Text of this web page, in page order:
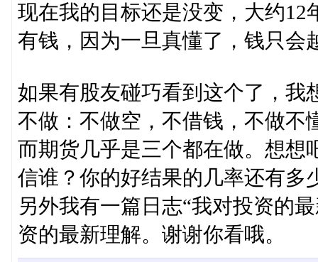
现在我的目标还是没变，大约12
有钱，因为一旦真懂了，钱只会
如果有股友碰巧看到这个了，我
不做：不做空，不借钱，不做不
而期货几乎是三个都在做。想想
信谁？你的好结果的几率还有多
另外我有一篇日志“我对投资的
资的最新理解。谢谢你看哦。